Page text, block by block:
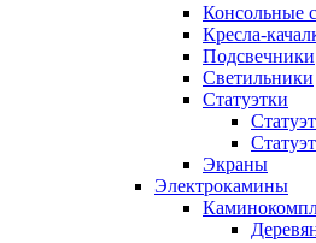
Консольные
Кресла-
Подсвечники
Светильники
Статуэтки
Экраны
Электрокамины